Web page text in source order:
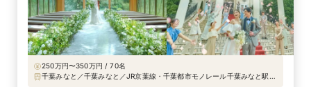
250万円〜350万円 / 70名
千葉みなと／千葉みなと／JR京葉線・千葉都市モノレール千葉みなと駅よ